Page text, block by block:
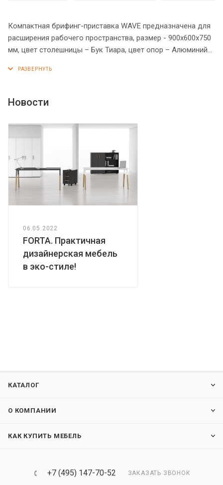
Компактная брифинг-приставка WAVE предназначена для
расширения рабочего пространства, размер - 900х600х750
мм, цвет столешницы – Бук Тиара, цвет опор – Алюминий
и боковую установку. Оснащена долговечной
из МДФ - 19 мм. Надежная защита торцов всех элементов
Новости
06.05.2022
FORTA. Практичная
дизайнерская мебель
в эко-стиле!
КАТАЛОГ
О КОМПАНИИ
КАК КУПИТЬ МЕБЕЛЬ
+7 (495) 147-70-52 ЗАКАЗАТЬ ЗВОНОК